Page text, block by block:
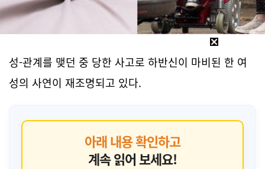
성-관계를 맺던 중 당한 사고로 하반신이 마비된 한 여
성의 사연이 재조명되고 있다.
아래 내용 확인하고
계속 읽어 보세요!